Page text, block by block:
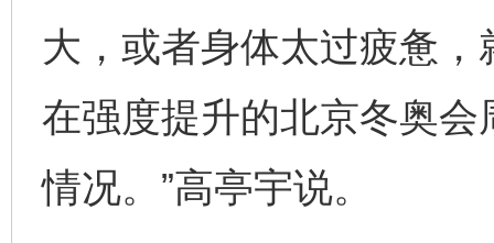
大，或者身体太过疲惫
在强度提升的北京冬奥会
情况。”高亭宇说。